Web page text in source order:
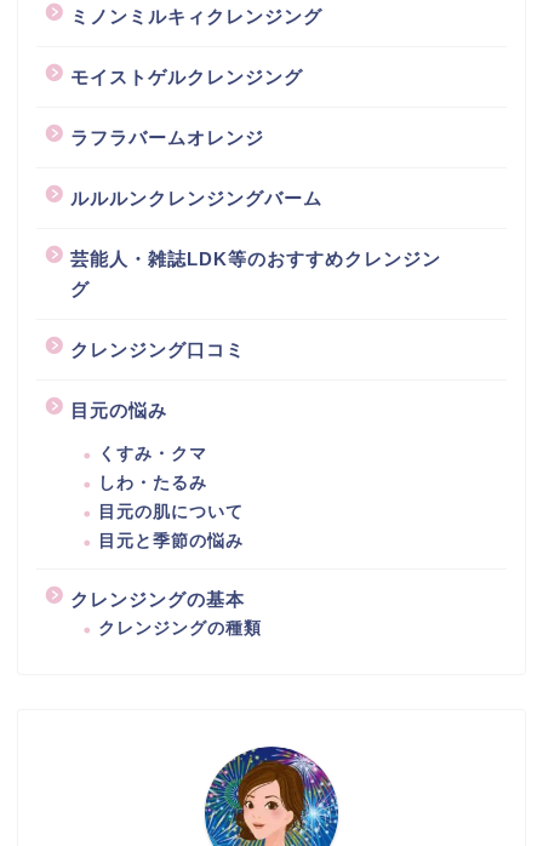
ミノンミルキィクレンジング
モイストゲルクレンジング
ラフラバームオレンジ
ルルルンクレンジングバーム
芸能人・雑誌LDK等のおすすめクレンジン
グ
クレンジング口コミ
目元の悩み
くすみ・クマ
しわ・たるみ
目元の肌について
目元と季節の悩み
クレンジングの基本
クレンジングの種類